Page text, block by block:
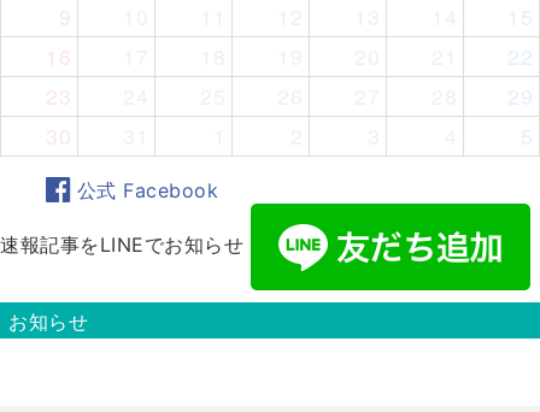
9
15
16
22
23
29
30
5
公式 Facebook
速報記事をLINEでお知らせ
お知らせ